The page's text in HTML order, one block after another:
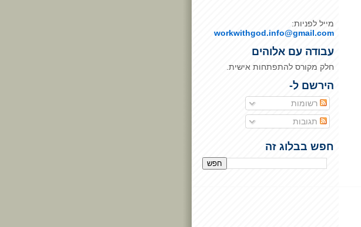
מייל לפניות:
workwithgod.info@gmail.com
עבודה עם אלוהים
חלק מקורס להתפתחות אישית.
הירשם ל-
רשומות
תגובות
חפש בבלוג זה